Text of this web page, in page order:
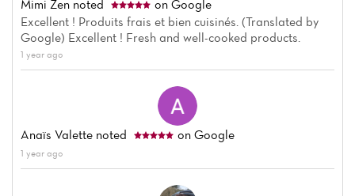
Mimi Zen noted
on Google
Excellent ! Produits frais et bien cuisinés. (Translated by
Google) Excellent ! Fresh and well-cooked products.
1 year ago
Anaïs Valette noted on Google
1 year ago
Home